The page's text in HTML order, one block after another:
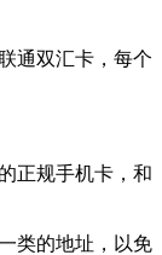
通双汇卡，每个
正规手机卡，和
类的地址，以免